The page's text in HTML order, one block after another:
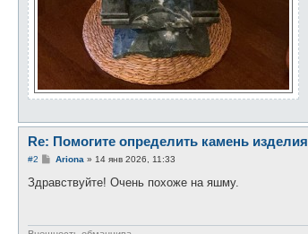
Re: Помогите определить камень изделия
#2
С
о
Ariona » 14 янв 2026, 11:33
Здравствуйте! Очень похоже на яшму.